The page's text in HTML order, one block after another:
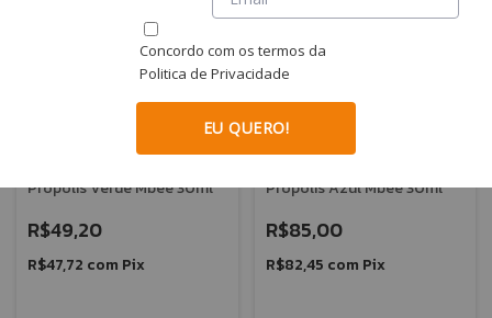
Própolis Verde Mbee 30ml
R$49,20
R$47,72 com Pix
Própolis Azul Mbee 30ml
R$85,00
R$82,45 com Pix
Concordo com os termos da
Politica de Privacidade
EU QUERO!